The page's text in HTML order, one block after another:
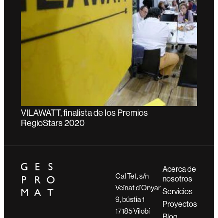
VILAWATT, finalista de los Premios
RegioStars 2020
Cal Tet, s/n
Veïnat d’Onyar
9, bústia 1
17185 Vilobí
Acerca de
nosotros
Servicios
Proyectos